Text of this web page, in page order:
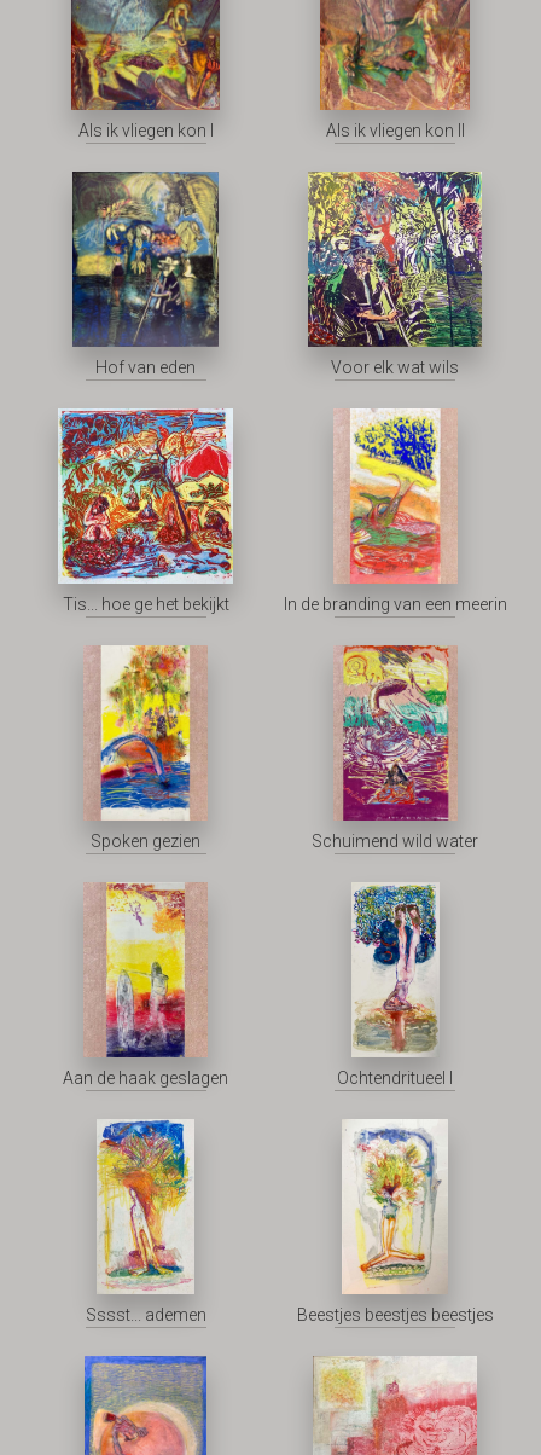
Als ik vliegen kon I Als ik vliegen kon II
Hof van eden Voor elk wat wils
Tis... hoe ge het bekijkt In de branding van een meerin
Spoken gezien Schuimend wild water
Aan de haak geslagen Ochtendritueel I
Sssst... ademen Beestjes beestjes beestjes